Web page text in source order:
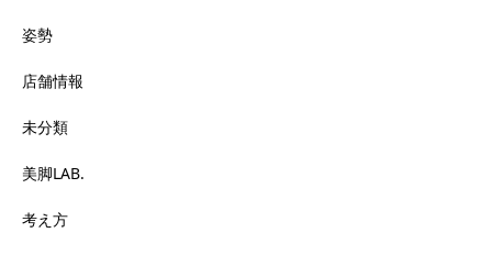
姿勢
店舗情報
未分類
美脚LAB.
考え方